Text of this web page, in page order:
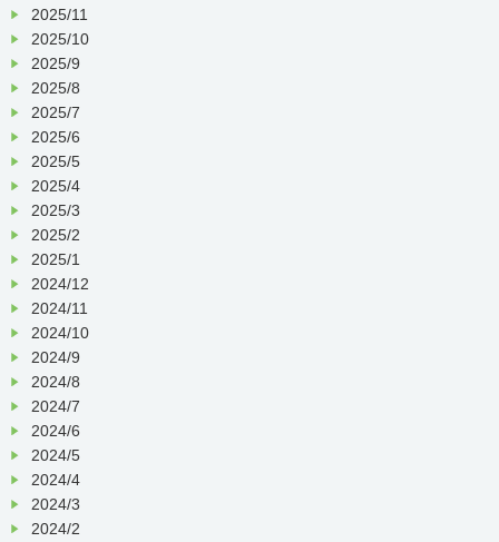
2025/11
2025/10
2025/9
2025/8
2025/7
2025/6
2025/5
2025/4
2025/3
2025/2
2025/1
2024/12
2024/11
2024/10
2024/9
2024/8
2024/7
2024/6
2024/5
2024/4
2024/3
2024/2